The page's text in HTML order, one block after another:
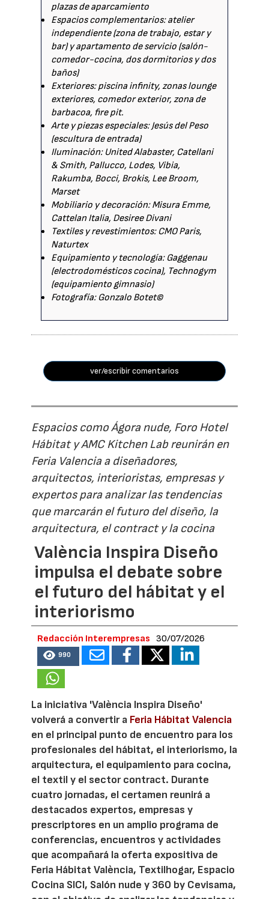
plazas de aparcamiento
Espacios complementarios: atelier
independiente (zona de trabajo, estar y
bar) y apartamento de servicio (salón-
comedor-cocina, dos dormitorios y dos
baños)
Exteriores: piscina infinity, zonas lounge
exteriores, comedor exterior, zona de
barbacoa, fire pit.
Arte y piezas especiales: Jesús del Peso
(escultura de entrada)
Iluminación: United Alabaster, Catellani
& Smith, Pallucco, Lodes, Vibia,
Rakumba, Bocci, Brokis, Lee Broom,
Marset
Mobiliario y decoración: Misura Emme,
Cattelan Italia, Desiree Divani
Textiles y revestimientos: CMO Paris,
Naturtex
Equipamiento y tecnología: Gaggenau
(electrodomésticos cocina), Technogym
(equipamiento gimnasio)
Fotografía: Gonzalo Botet©
ver/escribir comentarios
Espacios como Ágora nude, Foro Hotel
Hábitat y AMC Kitchen Lab reunirán en
Feria Valencia a diseñadores,
arquitectos, interioristas, empresas y
expertos para analizar las tendencias
que marcarán el futuro del diseño, la
arquitectura, el contract y la cocina
València Inspira Diseño
impulsa el debate sobre
el futuro del hábitat y el
interiorismo
Redacción Interempresas 30/07/2026
990
La iniciativa 'València Inspira Diseño'
volverá a convertir a Feria Hábitat Valencia
en el principal punto de encuentro para los
profesionales del hábitat, el interiorismo, la
arquitectura, el equipamiento para cocina,
el textil y el sector contract. Durante
cuatro jornadas, el certamen reunirá a
destacados expertos, empresas y
prescriptores en un amplio programa de
conferencias, encuentros y actividades
que acompañará la oferta expositiva de
Feria Hábitat València, Textilhogar, Espacio
Cocina SICI, Salón nude y 360 by Cevisama,